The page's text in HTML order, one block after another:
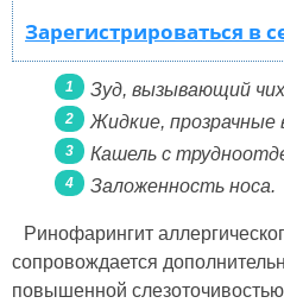
Зарегистрироваться в
Зуд, вызывающий
Жидкие, прозрачные
Кашель с
Заложенность носа.
Ринофарингит
сопровождается
повышенной